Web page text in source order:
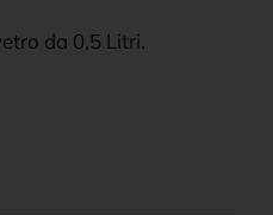
da 0,5 Litri.